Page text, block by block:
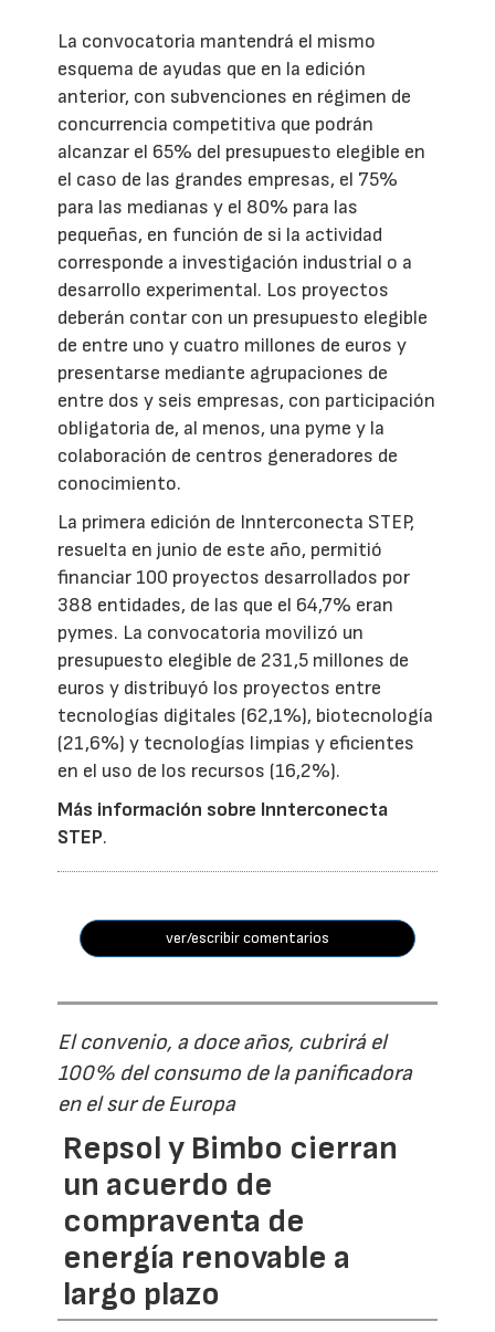
La convocatoria mantendrá el mismo
esquema de ayudas que en la edición
anterior, con subvenciones en régimen de
concurrencia competitiva que podrán
alcanzar el 65% del presupuesto elegible en
el caso de las grandes empresas, el 75%
para las medianas y el 80% para las
pequeñas, en función de si la actividad
corresponde a investigación industrial o a
desarrollo experimental. Los proyectos
deberán contar con un presupuesto elegible
de entre uno y cuatro millones de euros y
presentarse mediante agrupaciones de
entre dos y seis empresas, con participación
obligatoria de, al menos, una pyme y la
colaboración de centros generadores de
conocimiento.
La primera edición de Innterconecta STEP,
resuelta en junio de este año, permitió
financiar 100 proyectos desarrollados por
388 entidades, de las que el 64,7% eran
pymes. La convocatoria movilizó un
presupuesto elegible de 231,5 millones de
euros y distribuyó los proyectos entre
tecnologías digitales (62,1%), biotecnología
(21,6%) y tecnologías limpias y eficientes
en el uso de los recursos (16,2%).
Más información sobre Innterconecta
STEP.
ver/escribir comentarios
El convenio, a doce años, cubrirá el
100% del consumo de la panificadora
en el sur de Europa
Repsol y Bimbo cierran
un acuerdo de
compraventa de
energía renovable a
largo plazo